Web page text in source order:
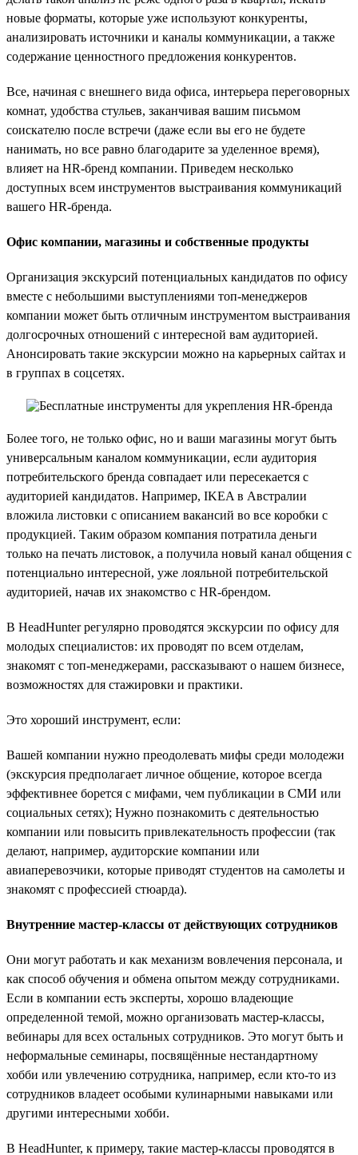
новые форматы, которые уже используют конкуренты,
анализировать источники и каналы коммуникации, а также
содержание ценностного предложения конкурентов.
Все, начиная с внешнего вида офиса, интерьера переговорных
комнат, удобства стульев, заканчивая вашим письмом
соискателю после встречи (даже если вы его не будете
нанимать, но все равно благодарите за уделенное время),
влияет на HR-бренд компании. Приведем несколько
доступных всем инструментов выстраивания коммуникаций
вашего HR-бренда.
Офис компании, магазины и собственные продукты
Организация экскурсий потенциальных кандидатов по офису
вместе с небольшими выступлениями топ-менеджеров
компании может быть отличным инструментом выстраивания
долгосрочных отношений с интересной вам аудиторией.
Анонсировать такие экскурсии можно на карьерных сайтах и
в группах в соцсетях.
Более того, не только офис, но и ваши магазины могут быть
универсальным каналом коммуникации, если аудитория
потребительского бренда совпадает или пересекается с
аудиторией кандидатов. Например, IKEA в Австралии
вложила листовки с описанием вакансий во все коробки с
продукцией. Таким образом компания потратила деньги
только на печать листовок, а получила новый канал общения с
потенциально интересной, уже лояльной потребительской
аудиторией, начав их знакомство с HR-брендом.
В HeadHunter регулярно проводятся экскурсии по офису для
молодых специалистов: их проводят по всем отделам,
знакомят с топ-менеджерами, рассказывают о нашем бизнесе,
возможностях для стажировки и практики.
Это хороший инструмент, если:
Вашей компании нужно преодолевать мифы среди молодежи
(экскурсия предполагает личное общение, которое всегда
эффективнее борется с мифами, чем публикации в СМИ или
социальных сетях); Нужно познакомить с деятельностью
компании или повысить привлекательность профессии (так
делают, например, аудиторские компании или
авиаперевозчики, которые приводят студентов на самолеты и
знакомят с профессией стюарда).
Внутренние мастер-классы от действующих сотрудников
Они могут работать и как механизм вовлечения персонала, и
как способ обучения и обмена опытом между сотрудниками.
Если в компании есть эксперты, хорошо владеющие
определенной темой, можно организовать мастер-классы,
вебинары для всех остальных сотрудников. Это могут быть и
неформальные семинары, посвящённые нестандартному
хобби или увлечению сотрудника, например, если кто-то из
сотрудников владеет особыми кулинарными навыками или
другими интересными хобби.
В HeadHunter, к примеру, такие мастер-классы проводятся в